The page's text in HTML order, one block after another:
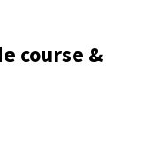
course &